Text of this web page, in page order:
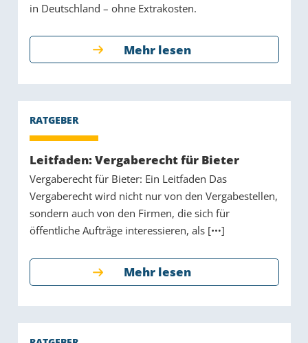
in Deutschland – ohne Extrakosten.
Mehr lesen
Leitfaden: Vergaberecht für Bieter
Vergaberecht für Bieter: Ein Leitfaden Das
Vergaberecht wird nicht nur von den Vergabestellen,
sondern auch von den Firmen, die sich für
öffentliche Aufträge interessieren, als [
]
Mehr lesen